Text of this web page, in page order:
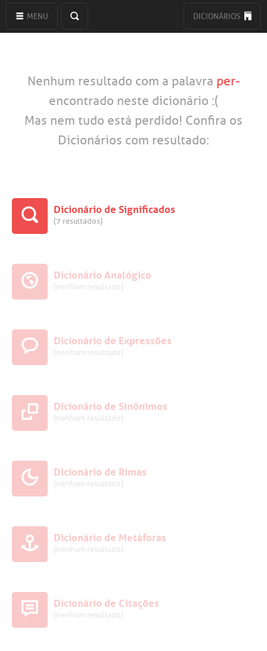
MENU DICIONÁRIOS
Nenhum resultado com a palavra per-
encontrado neste dicionário :(
Mas nem tudo está perdido! Confira os
Dicionários com resultado:
Dicionário de Significados
(7 resultados)
Dicionário Analógico
(nenhum resultado)
Dicionário de Expressões
(nenhum resultado)
Dicionário de Sinônimos
(nenhum resultado)
Dicionário de Rimas
(nenhum resultado)
Dicionário de Metáforas
(nenhum resultado)
Dicionário de Citações
(nenhum resultado)